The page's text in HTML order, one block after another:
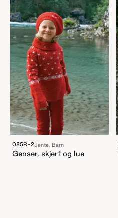
085R-2Jente, Barn
Genser, skjerf og lue